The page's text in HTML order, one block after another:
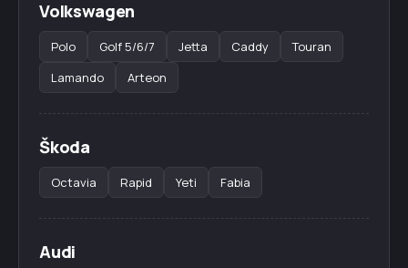
Volkswagen
Polo Golf 5/6/7 Jetta Caddy
Touran
Lamando
Arteon
Škoda
Octavia Rapid Yeti Fabia
Audi